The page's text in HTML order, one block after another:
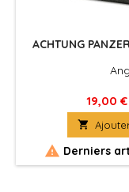
ACHTUNG
19,00 €

 Derniers